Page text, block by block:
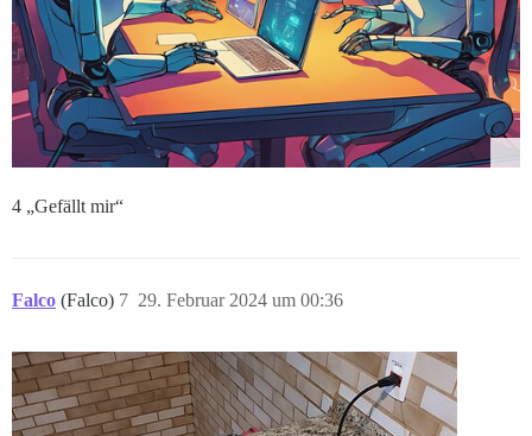
4 „Gefällt mir“
Falco (Falco) 29. Februar 2024 um 00:36
7